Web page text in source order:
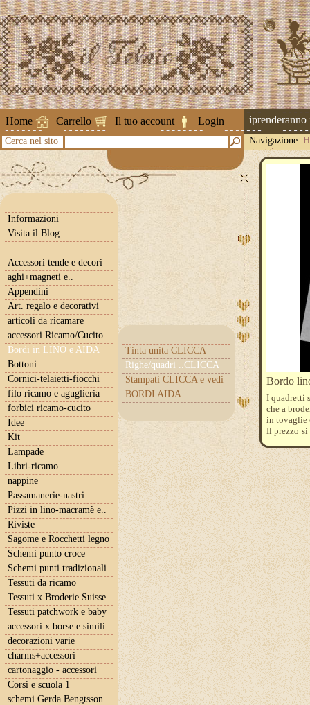
Home Carrello Il tuo account Login
Attenzione ! Le spedizioni riprenderanno il
Cerca nel sito Navigazione:
greggio
Informazioni
Visita il Blog
Accessori tende e decori
aghi+magneti e..
Appendini
Art. regalo e decorativi
articoli da ricamare
accessori Ricamo/Cucito
Bordi in LINO e AIDA
Tinta unita CLICCA
Righe/quadri ..CLICCA
Stampati CLICCA e vedi
BORDI AIDA
Bottoni
Cornici-telaietti-fiocchi
filo ricamo e aguglieria
forbici ricamo-cucito
Idee
Kit
Lampade
Libri-ricamo
nappine
Passamanerie-nastri
Pizzi in lino-macramè e..
Riviste
Sagome e Rocchetti legno
Schemi punto croce
Schemi punti tradizionali
Tessuti da ricamo
Tessuti x Broderie Suisse
Tessuti patchwork e baby
accessori x borse e simili
decorazioni varie
charms+accessori
cartonaggio - accessori
Corsi e scuola 1
schemi Gerda Bengtsson
Bordo
I quadretti
che a
in tovaglie
Il prezzo si
Per
http://